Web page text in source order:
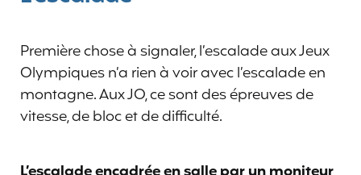
Première chose à signaler, l’escalade aux Jeux
Olympiques n’a rien à voir avec l’escalade en
montagne. Aux JO, ce sont des épreuves de
vitesse, de bloc et de difficulté.